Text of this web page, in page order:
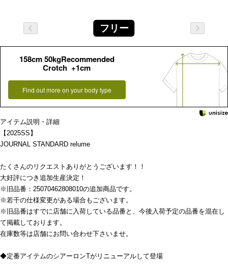
フリー
158cm 50kgRecommended
Crotch +1cm
Find out more on your body type
アイテム説明・詳細
【2025SS】
JOURNAL STANDARD relume
たくさんのリクエストありがとうございます！！
大好評につき追加生産決定！
※旧品番：25070462808010の追加商品です。
※若干の仕様変更がある場合もございます。
※旧品番はすでに店舗に入荷している品番と、今後入荷予定の品番を混在し
て掲載しております。
在庫数等は店舗にお問い合わせ下さいませ。
◆定番アイテムのシアーロンTがリニューアルして登場